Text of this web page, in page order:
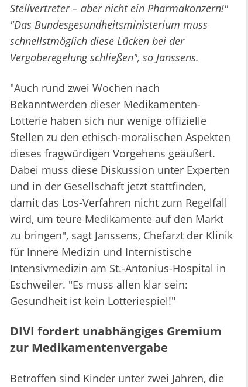
Stellvertreter – aber nicht ein Pharmakonzern!"
"Das Bundesgesundheitsministerium muss
schnellstmöglich diese Lücken bei der
Vergaberegelung schließen", so Janssens.
"Auch rund zwei Wochen nach
Bekanntwerden dieser Medikamenten-
Lotterie haben sich nur wenige offizielle
Stellen zu den ethisch-moralischen Aspekten
dieses fragwürdigen Vorgehens geäußert.
Dabei muss diese Diskussion unter Experten
und in der Gesellschaft jetzt stattfinden,
damit das Los-Verfahren nicht zum Regelfall
wird, um teure Medikamente auf den Markt
zu bringen", sagt Janssens, Chefarzt der Klinik
für Innere Medizin und Internistische
Intensivmedizin am St.-Antonius-Hospital in
Eschweiler. "Es muss allen klar sein:
Gesundheit ist kein Lotteriespiel!"
DIVI fordert unabhängiges Gremium
zur Medikamentenvergabe
Betroffen sind Kinder unter zwei Jahren, die